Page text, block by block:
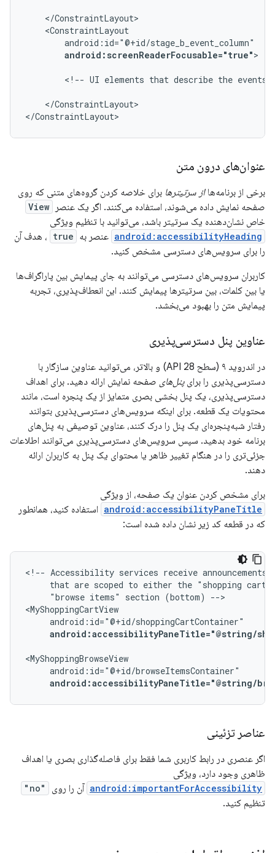
android:screenReaderFocusable="true">
<!-- UI elements that describe the events
</ConstraintLayout>
</ConstraintLayout>
عنوان‌های درون متن
برخی از برنامه‌هااز سرتیترها برای خلاصه کردن گروه‌های متنی که روی
صفحه نمایش داده می‌شوند، استفاده می‌کنند. اگر یک عنصر
View
خاص نشان‌دهنده یک سرتیتر باشد، می‌توانید با تنظیم ویژگی
android:accessibilityHeading عنصر به true ، هدف آن
را برای سرویس‌های دسترسی مشخص کنید.
کاربران سرویس‌های دسترسی می‌توانند به جای پیمایش بین پاراگراف‌ها
یا بین کلمات، بین سرتیترها پیمایش کنند. این انعطاف‌پذیری، تجربه
پیمایش متن را بهبود می‌بخشد.
عناوین پنل دسترسی‌پذیری
در اندروید ۹ (سطح API 28) و بالاتر، می‌توانید عناوین سازگار با
دسترسی‌پذیری را برایپنل‌های صفحه نمایش ارائه دهید. برای اهداف
دسترسی‌پذیری، یک پنل بخشی بصری متمایز از یک پنجره است، مانند
محتویات یک قطعه. برای اینکه سرویس‌های دسترسی‌پذیری بتوانند
رفتار شبه‌پنجره‌ای یک پنل را درک کنند، عناوین توصیفی به پنل‌های
برنامه خود بدهید. سپس سرویس‌های دسترسی‌پذیری می‌توانند اطلاعات
جزئی‌تری را در هنگام تغییر ظاهر یا محتوای یک پنل به کاربران ارائه
دهند.
برای مشخص کردن عنوان یک صفحه، از ویژگی
android:accessibilityPaneTitle استفاده کنید، همانطور
که در قطعه کد زیر نشان داده شده است:
<!-- Accessibility services receive announcements
that are scoped to either the "shopping cart
"browse items" section (bottom)
-->
android:accessibilityPaneTitle="@string/
android:accessibilityPaneTitle="@string/
عناصر تزئینی
اگر عنصری در رابط کاربری شما فقط برای فاصله‌گذاری بصری یا اهداف
ظاهری وجود دارد، ویژگی
android:importantForAccessibility آن را روی "no"
تنظیم کنید.